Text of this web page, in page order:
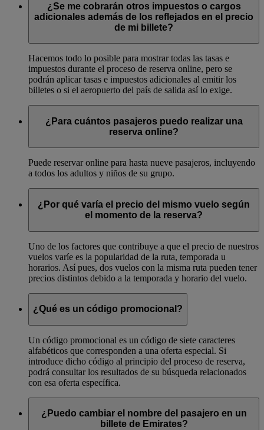
¿Se me cobrarán otros impuestos o cargos
adicionales además de los reflejados en el precio
de mi billete?
Hacemos todo lo posible para mostrar todas las tasas e
impuestos durante el proceso de reserva online, pero se
podrán aplicar tasas e impuestos adicionales al emitir los
billetes o si el aeropuerto del país de salida así lo exige.
¿Para cuántos pasajeros puedo realizar una
reserva online?
Puede reservar online para hasta nueve pasajeros, incluyendo
a todos los adultos y niños de su grupo.
¿Por qué varía el precio del mismo vuelo según
el momento de la reserva?
Uno de los factores que contribuye a que el precio de nuestros
vuelos varíe es la popularidad de la ruta, temporada u
horarios. Así pues, dos vuelos con la misma ruta pueden tener
precios distintos debido a la temporada y horario del vuelo.
¿Qué es un código promocional?
Un código promocional es un código de siete caracteres
alfabéticos que corresponden a una oferta especial. Si
introduce dicho código al principio del proceso de reserva,
podrá consultar los resultados de su búsqueda relacionados
con esa oferta específica.
¿Puedo cambiar el nombre del pasajero en un
billete de Emirates?